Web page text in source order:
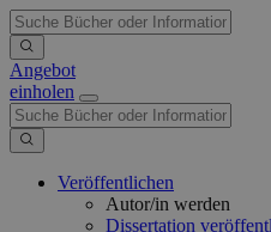
Angebot
einholen
Veröffentlichen
Autor/in werden
Dissertation